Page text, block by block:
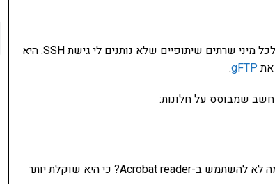
היא תוכנת FTP חינמית ומצויינת להעברת קבצים לכל מיני שרתים שיתופיים שלא נותנים לי גישת SSH. היא
אתgFTP
.
שמבוסס על חלונות:
היא תוכנה קלה, פשוטה וחינמית לפתיחת PDFים. למה לא להשתמש ב-Acrobat reader? כי היא שוקלת יותר